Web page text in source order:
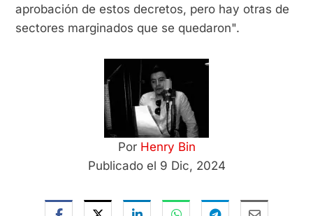
aprobación de estos decretos, pero hay otras de
sectores marginados que se quedaron".
Por Henry Bin
Publicado el 9 Dic, 2024